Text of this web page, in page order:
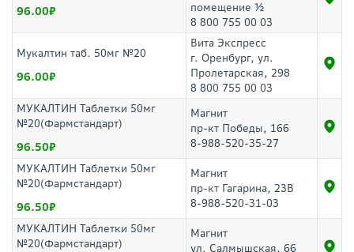
96.00
помещение ½
8 800 755 00 03
Мукалтин таб. 50мг №20
96.00
Вита Экспресс
г. Оренбург, ул.
Пролетарская, 298
8 800 755 00 03
МУКАЛТИН Таблетки 50мг
№20(Фармстандарт)
96.50
Магнит
пр-кт Победы, 166
8-988-520-35-27
МУКАЛТИН Таблетки 50мг
№20(Фармстандарт)
96.50
Магнит
пр-кт Гагарина, 23В
8-988-520-31-03
МУКАЛТИН Таблетки 50мг
№20(Фармстандарт)
Магнит
ул. Салмышская, 66